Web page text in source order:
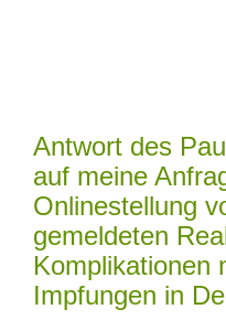
Antwort des
auf meine
Onlinestellung
gemeldeten
Komplikationen
Impfungen in